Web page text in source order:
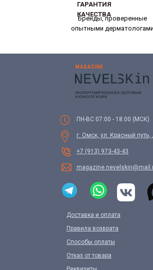
Бренды, проверенные
опытными дерматологами
ГАРАНТИЯ
КАЧЕСТВА
ГАРАНТИЯ
КАЧЕСТВА
г. Омск, ул. Красный путь,
+7 (913) 973-43-43
Отказ от товара
Способы оплаты
Доставка и оплата
Правила возврата
ПН-ВС 07:00 - 18:00 (МСК)